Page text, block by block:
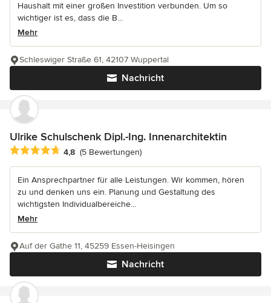
Haushalt mit einer großen Investition verbunden. Um so
wichtiger ist es, dass die B...
Mehr
Nachricht
Schleswiger Straße 61, 42107 Wuppertal
Ulrike Schulschenk Dipl.-Ing. Innenarchitektin
Durchschnittliche Bewertung: 4.8 von 5 Sternen
4,8 (5 Bewertungen)
Ein Ansprechpartner für alle Leistungen. Wir kommen, hören
zu und denken uns ein. Planung und Gestaltung des
wichtigsten Individualbereiche...
Mehr
Nachricht
Auf der Gathe 11, 45259 Essen-Heisingen